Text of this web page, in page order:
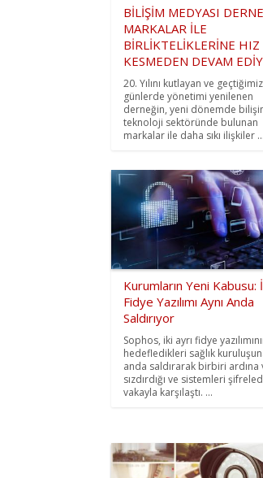
BİLİŞİM MEDYASI
MARKALAR İLE
BİRLİKTELİKLERİNE HIZ
KESMEDEN DEVAM
20. Yılını kutlayan ve geçtiğimiz
günlerde yönetimi yenilenen
derneğin, yeni dönemde
teknoloji sektöründe bulunan
markalar ile daha sıkı ilişkiler ...
Kurumların Yeni Kabusu:
Fidye Yazılımı Aynı Anda
Saldırıyor
Sophos, iki ayrı fidye
hedefledikleri sağlık
anda saldırarak birbiri ardına
sızdırdığı ve sistemleri
vakayla karşılaştı. ...